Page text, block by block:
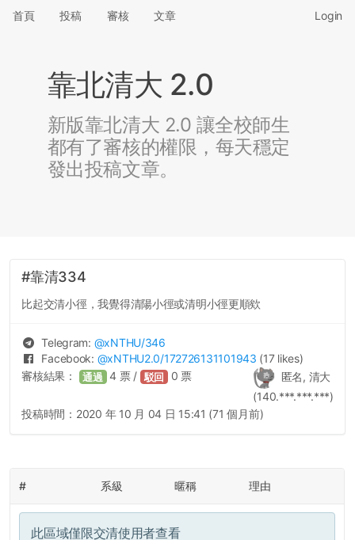
首頁 投稿 審核 文章 Login
靠北清大 2.0
新版靠北清大 2.0 讓全校師生
都有了審核的權限，每天穩定
發出投稿文章。
#靠清334
比起交清小徑，我覺得清陽小徑或清明小徑更順欸
Telegram: @xNTHU/346
Facebook: @xNTHU2.0/172726131101943 (17 likes)
匿名, 清大
(140.***.***.***)
審核結果： 通過 4 票 / 駁回 0 票
投稿時間： 2020 年 10 月 04 日 15:41 (71 個月前)
# 系級 暱稱 理由
此區域僅限交清使用者查看